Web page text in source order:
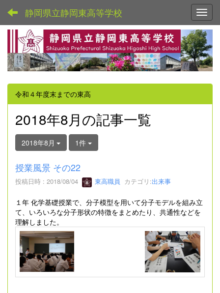
静岡県立静岡東高等学校
令和４年度末までの東高
2018年8月の記事一覧
2018年8月 1件
授業風景 その22
投稿日時 : 2018/08/04 東高職員 カテゴリ:出来事
１年 化学基礎授業で、分子模型を用いて分子モデルを組み立
て、いろいろな分子形状の特徴をまとめたり、共通性などを
理解しました。